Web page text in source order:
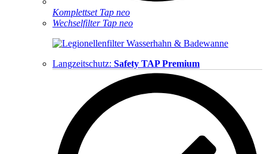
Komplettset Tap neo
Wechselfilter Tap neo
Langzeitschutz: Safety TAP Premium